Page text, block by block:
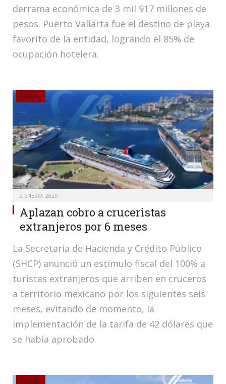
derrama económica de 3 mil 917 millones de
pesos. Puerto Vallarta fue el destino de playa
favorito de la entidad, logrando el 85% de
ocupación hotelera.
LOCAL
2 ENERO, 2025
Aplazan cobro a cruceristas
extranjeros por 6 meses
La Secretaría de Hacienda y Crédito Público
(SHCP) anunció un estímulo fiscal del 100% a
turistas extranjeros que arriben en cruceros
a territorio mexicano por los siguientes seis
meses, evitando de momento, la
implementación de la tarifa de 42 dólares que
se había aprobado.
LOCAL